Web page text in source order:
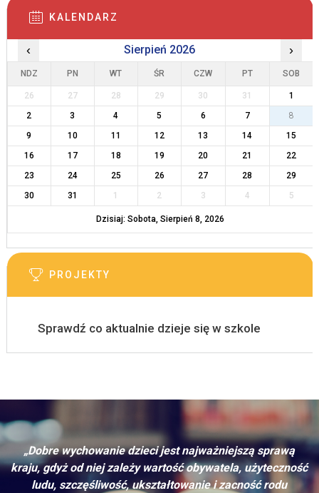
KALENDARZ
‹ Sierpień 2026 ›
NDZ PN WT ŚR CZW PT SOB
26 27 28 29 30 31
1
2
3 4 5 6 7
8
9
10 11 12 13 14
15
16
17 18 19 20 21
22
23
24 25 26 27 28
29
30
31 1 2 3 4 5
Dzisiaj: Sobota, Sierpień 8, 2026
PROJEKTY
Sprawdź co aktualnie dzieje się w szkole
„Dobre wychowanie dzieci jest najważniejszą sprawą
kraju, gdyż od niej zależy wartość obywatela, użyteczność
ludu, szczęśliwość, ukształtowanie i zacność rodu